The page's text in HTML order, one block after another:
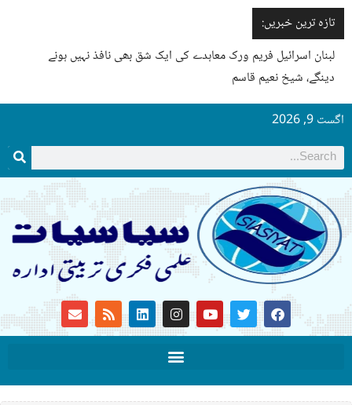
تازہ ترین خبریں:
لبنان اسرائیل فریم ورک معاہدے کی ایک شق بھی نافذ نہیں ہونے
دینگے، شیخ نعیم قاسم
اگست 9, 2026